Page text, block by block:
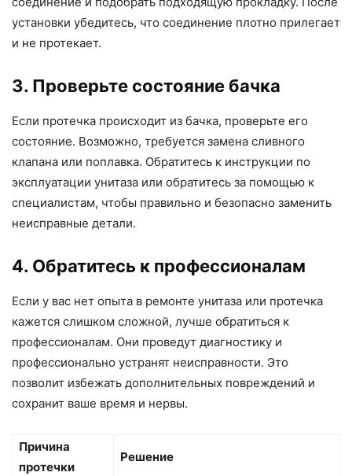
установки убедитесь, что соединение плотно прилегает
и не протекает.
3. Проверьте состояние бачка
Если протечка происходит из бачка, проверьте его
состояние. Возможно, требуется замена сливного
клапана или поплавка. Обратитесь к инструкции по
эксплуатации унитаза или обратитесь за помощью к
специалистам, чтобы правильно и безопасно заменить
неисправные детали.
4. Обратитесь к профессионалам
Если у вас нет опыта в ремонте унитаза или протечка
кажется слишком сложной, лучше обратиться к
профессионалам. Они проведут диагностику и
профессионально устранят неисправности. Это
позволит избежать дополнительных повреждений и
сохранит ваше время и нервы.
Причина
протечки
Решение